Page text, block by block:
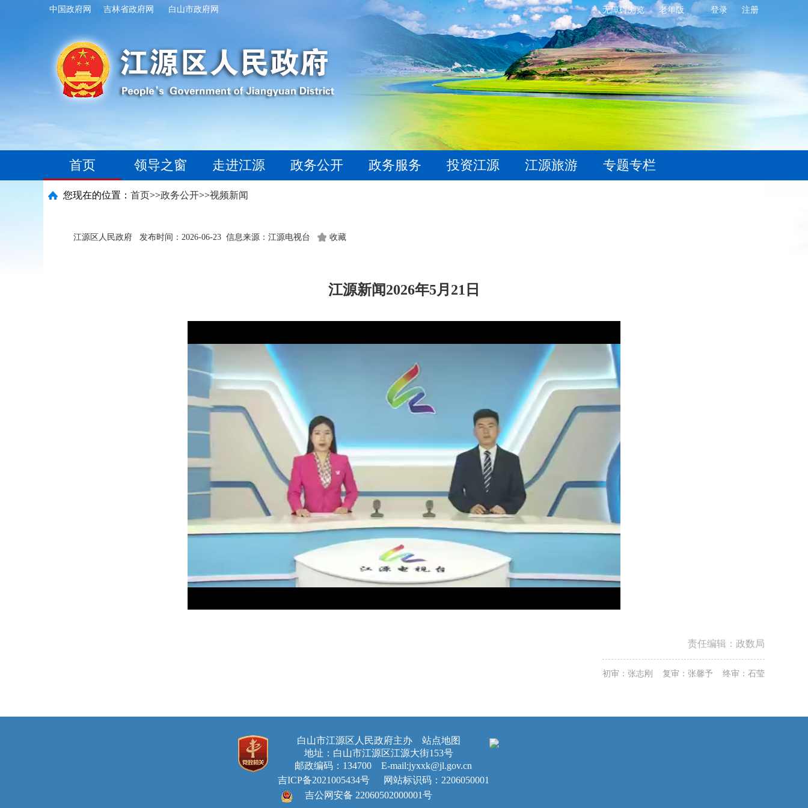
中国政府网 吉林省政府网 白山市政府网 无障碍浏览 老年版 登录 注册
首页 领导之窗 走进江源 政务公开 政务服务 投资江源 江源旅游 专题专栏
您现在的位置： 首页>>政务公开>>视频新闻
江源区人民政府 发布时间：2026-06-23 信息来源：江源电视台 收藏
江源新闻2026年5月21日
责任编辑：政数局
初审：张志刚 复审：张馨予 终审：石莹
白山市江源区人民政府主办 站点地图
地址：白山市江源区江源大街153号
邮政编码：134700 E-mail:jyxxk@jl.gov.cn
吉ICP备2021005434号
网站标识码：2206050001
吉公网安备 22060502000001号